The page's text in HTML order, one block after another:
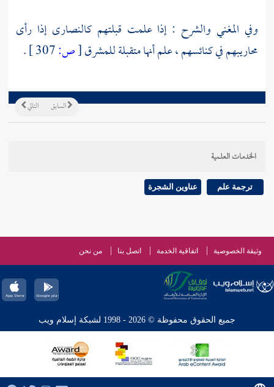
وفي المغني والشرح : إذا علمت قبلتهمكالنصارىإذا رأى
محاريبهم في كنائسهم ، علم أنها متقبلة للمشرق[ص: .
التالي السابق
الخدمات العلمية
ترجمة علم عناوين الشجرة
وثيقة الخصوصية اتفاقية الخدمة اتصل بنا من نحن
جميع الحقوق محفوظة © 2026 - 1998 لشبكة إسلام ويب